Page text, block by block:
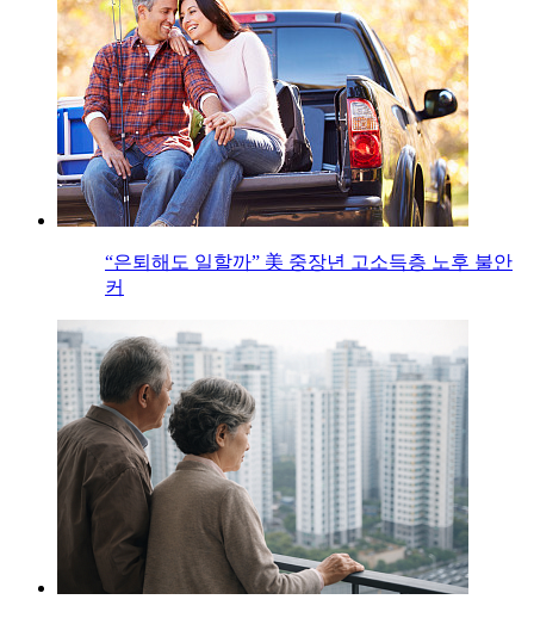
“은퇴해도 일할까” 美 중장년 고소득층 노후 불안
커